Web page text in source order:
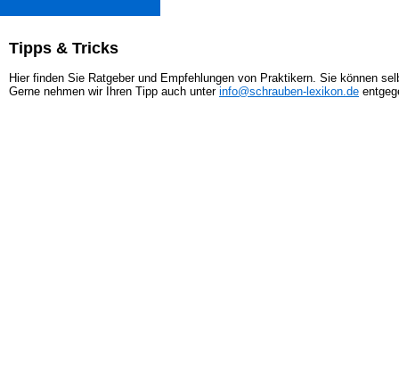
Tipps & Tricks
Hier finden Sie Ratgeber und Empfehlungen von Praktikern. Sie können
Gerne nehmen wir Ihren Tipp auch unter info@schrauben-lexikon.de